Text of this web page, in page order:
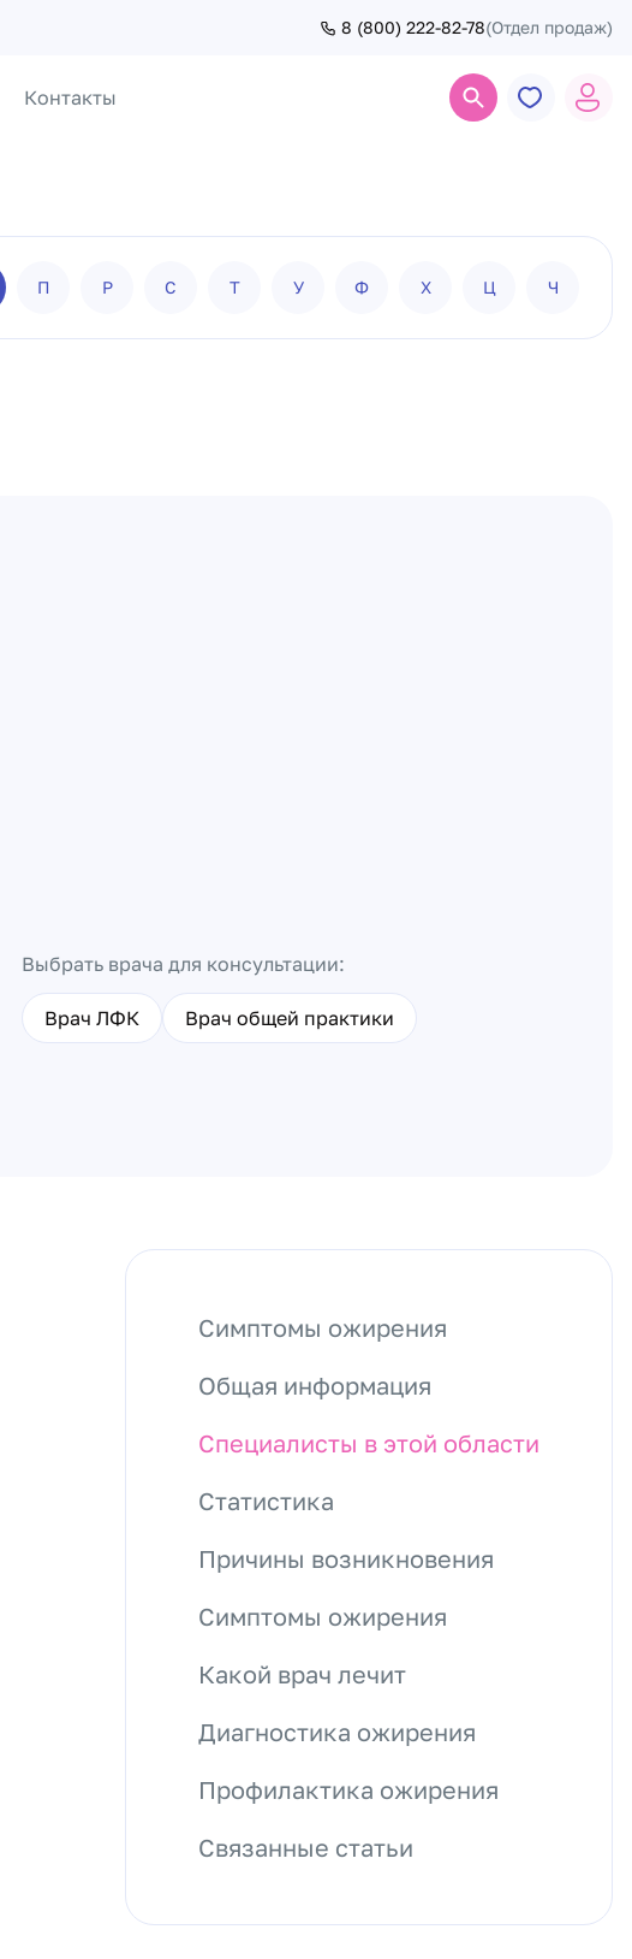
8 (800) 222-82-78(Отдел продаж)
Контакты
П Р С Т У Ф Х Ц Ч
Выбрать врача для консультации:
Врач ЛФК Врач общей практики
Симптомы ожирения
Общая информация
Специалисты в этой области
Статистика
Причины возникновения
Симптомы ожирения
Какой врач лечит
Диагностика ожирения
Профилактика ожирения
Связанные статьи